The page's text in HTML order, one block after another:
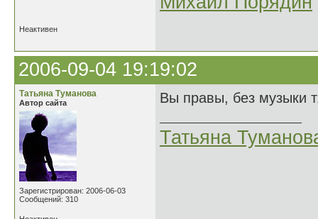
Неактивен
2006-09-04 19:19:02
Татьяна Туманова
Автор сайта
Зарегистрирован: 2006-06-03
Сообщений: 310
Вы правы, без музыки
Татьяна